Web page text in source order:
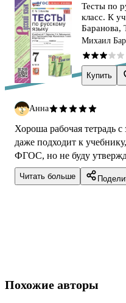
Тесты по
класс. К
Баранова,
Л.А.
"Русский
частях"
Михаил
Купить
Анна
Хороша рабочая тетрадь
даже подходит к
ФГОС, но не буду
Читать больше
Похожие авторы